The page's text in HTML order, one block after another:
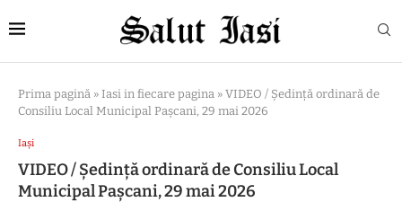
Prima pagină » Iasi in fiecare pagina » VIDEO / Ședință ordinară de
Consiliu Local Municipal Pașcani, 29 mai 2026
Iași
VIDEO / Ședință ordinară de Consiliu Local
Municipal Pașcani, 29 mai 2026